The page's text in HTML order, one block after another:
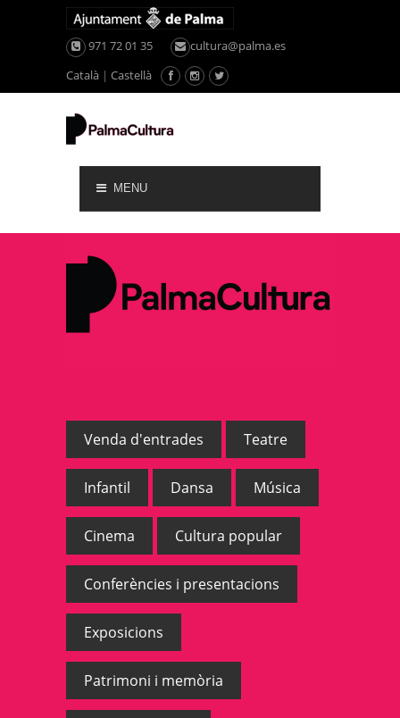
971 72 01 35
cultura@palma.es
Català | Castellà
MENU
Venda d'entrades Teatre
Infantil Dansa Música
Cinema Cultura popular
Conferències i presentacions
Exposicions
Patrimoni i memòria